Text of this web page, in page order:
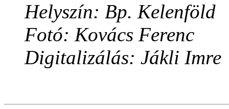
Helyszín: Bp. Kelenföld
Fotó: Kovács Ferenc
Digitalizálás: Jákli Imre